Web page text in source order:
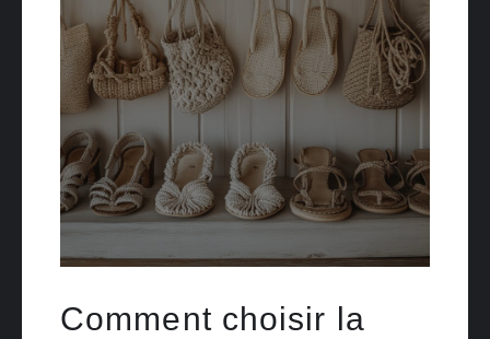
Comment choisir la